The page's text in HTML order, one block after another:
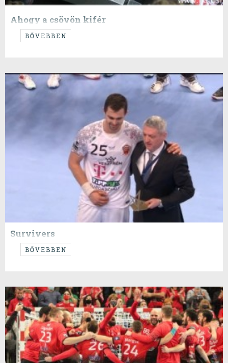
Ahogy a csövön kifér
...és akkor nagy baj nem lehet...
BŐVEBBEN
Survivers
...mindenkinek gratulálok, hogy ezt megúsztuk sérülés nélkül...
BŐVEBBEN